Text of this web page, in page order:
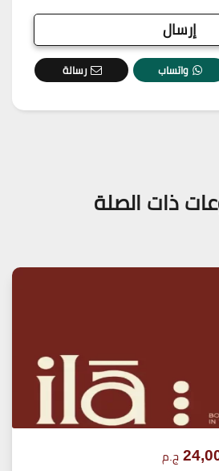
واتساب رسالة
ذات الصلة
ج.م